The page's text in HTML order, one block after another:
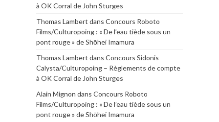
à OK Corral de John Sturges
Thomas Lambert dans Concours Roboto
Films/Culturopoing : « De l’eau tiède sous un
pont rouge » de Shōhei Imamura
Thomas Lambert dans Concours Sidonis
Calysta/Culturopoing – Règlements de compte
à OK Corral de John Sturges
Alain Mignon dans Concours Roboto
Films/Culturopoing : « De l’eau tiède sous un
pont rouge » de Shōhei Imamura